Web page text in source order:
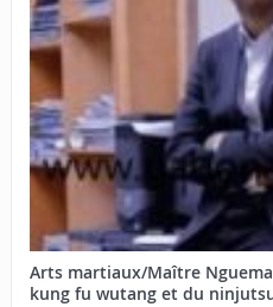
Arts martiaux/Maître
kung fu wutang et du